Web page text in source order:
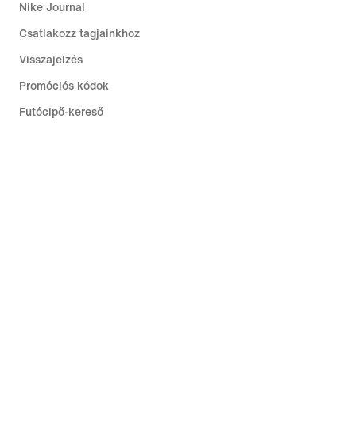
Nike Journal
Csatlakozz tagjainkhoz
Visszajelzés
Promóciós kódok
Futócipő-kereső